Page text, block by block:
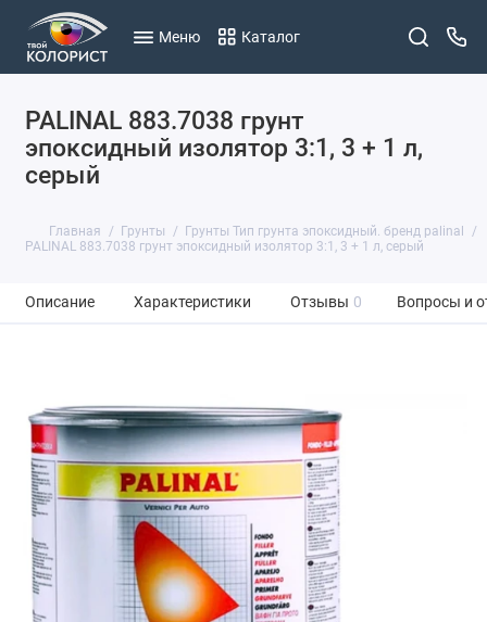
Меню Каталог
PALINAL 883.7038 грунт
эпоксидный изолятор 3:1, 3 + 1 л,
серый
Главная Грунты
Грунты Тип грунта эпоксидный. бренд palinal
PALINAL 883.7038 грунт эпоксидный изолятор 3:1, 3 + 1 л, серый
Описание Характеристики Отзывы 0 Вопросы и